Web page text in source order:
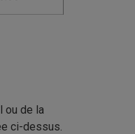
ou de la
ci-dessus.